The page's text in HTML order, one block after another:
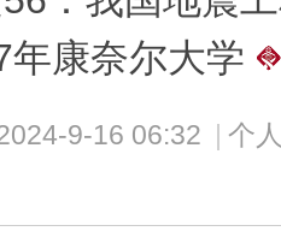
康奈尔大学
9-16 06:32
个